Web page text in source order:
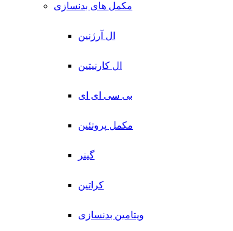
مکمل های بدنسازی
ال آرژنین
ال کارنیتین
بی سی ای ای
مکمل پروتئین
گینر
کراتین
ویتامین بدنسازی